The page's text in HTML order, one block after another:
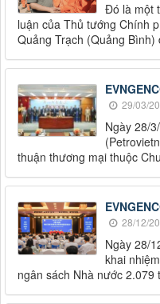
Đó là một
luận của Thủ tướng Chính
Quảng Trạch (Quảng
29/03/
Ngày 28/
thuận thương mại thuộc
28/12/
Ngày 28/
khai
ngân sách Nhà nước 2.079